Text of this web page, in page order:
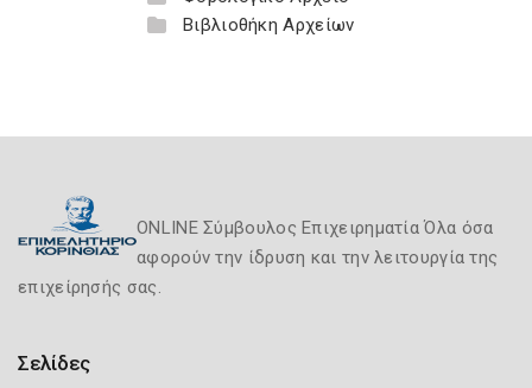
Βιβλιοθήκη Αρχείων
ONLINE Σύμβουλος Επιχειρηματία Όλα όσα
αφορούν την ίδρυση και την λειτουργία της
επιχείρησής σας.
Σελίδες